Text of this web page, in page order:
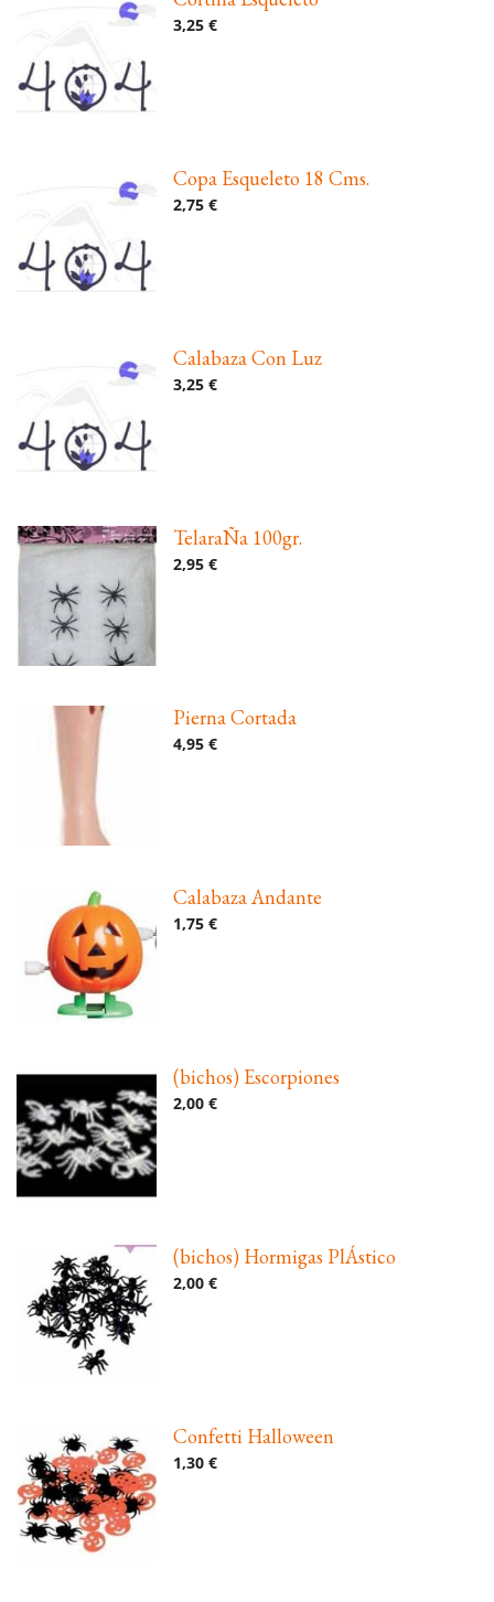
3,25 €
Copa Esqueleto 18 Cms.
2,75 €
Calabaza Con Luz
3,25 €
TelaraÑa 100gr.
2,95 €
Pierna Cortada
4,95 €
Calabaza Andante
1,75 €
(bichos) Escorpiones
2,00 €
(bichos) Hormigas PlÁstico
2,00 €
Confetti Halloween
1,30 €